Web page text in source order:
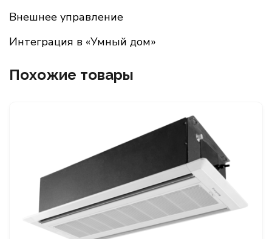
Внешнее управление
Интеграция в «Умный дом»
Похожие товары